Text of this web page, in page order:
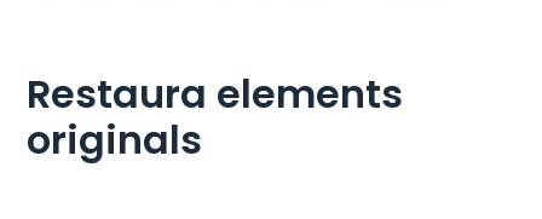
Restaura elements
originals